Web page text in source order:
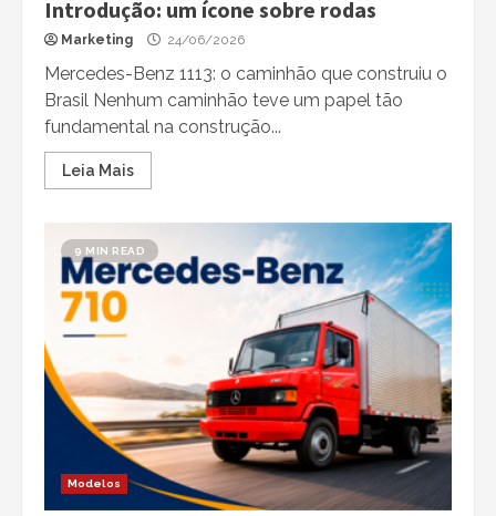
Introdução: um ícone sobre rodas
Marketing 24/06/2026
Mercedes-Benz 1113: o caminhão que construiu o
Brasil Nenhum caminhão teve um papel tão
fundamental na construção...
Leia Mais
9 MIN READ
Modelos